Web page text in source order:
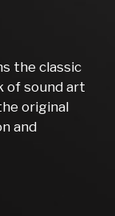
the classic
of sound art
original
and